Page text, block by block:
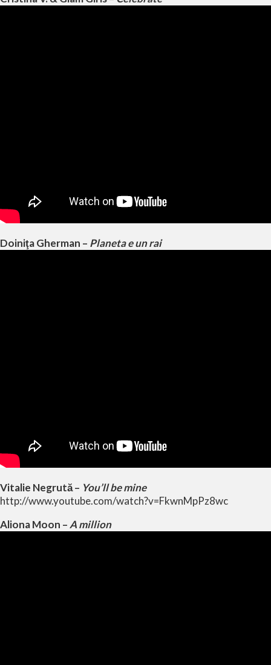
Doiniţa Gherman – Planeta e un rai
Vitalie Negrută – You’ll be mine
http://www.youtube.com/watch?v=FkwnMpPz8wc
Aliona Moon – A million